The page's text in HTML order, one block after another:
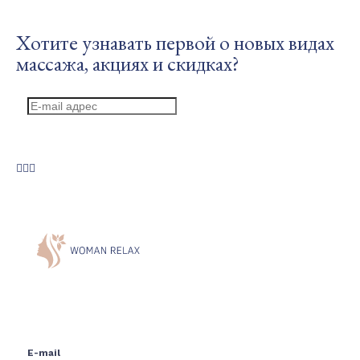
Хотите узнавать первой о новых видах
массажа, акциях и скидках?
E-mail